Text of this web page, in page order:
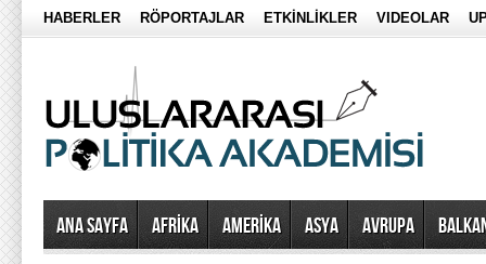
HABERLER RÖPORTAJLAR ETKİNLİKLER VIDEOLAR
Ana Sayfa AFRİKA AMERİKA ASYA AVRUPA